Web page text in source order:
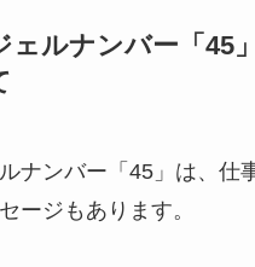
ェルナンバー「45
ナンバー「45」は、仕
ージもあります。